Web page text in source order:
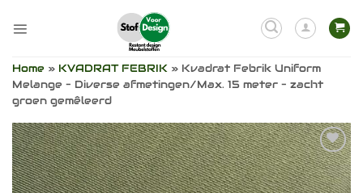
naar
Home » KVADRAT FEBRIK » Kvadrat Febrik Uniform
Melange – Diverse afmetingen/Max. 15 meter – zacht
groen gemêleerd
Toevoegen
aan
verlanglijst